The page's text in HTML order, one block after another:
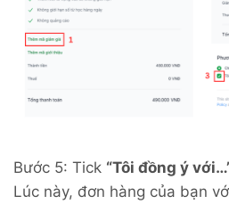
Bước 5: Tick “Tôi đồng ý
Lúc này, đơn hàng của bạn